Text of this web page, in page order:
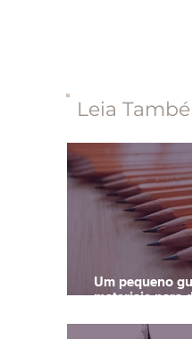
Leia
Um pequeno
materiais para